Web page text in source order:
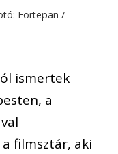
Fortepan /
ismertek
a
filmsztár, aki